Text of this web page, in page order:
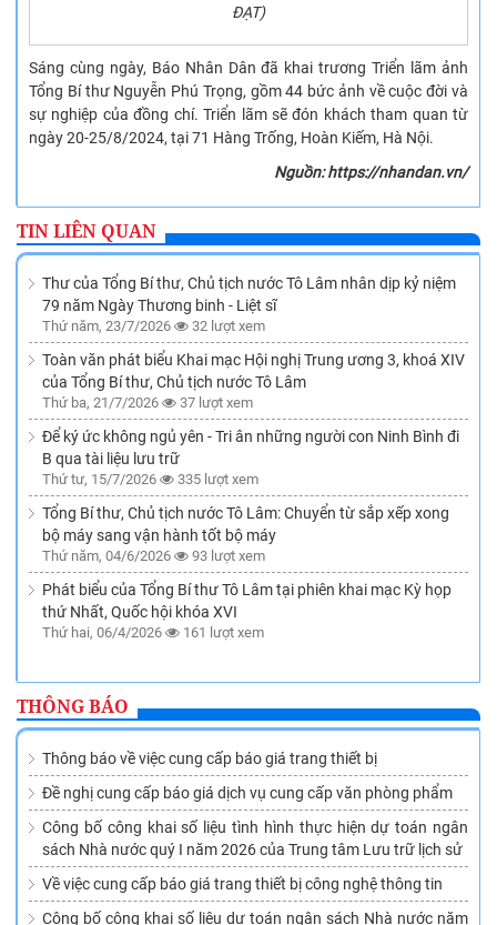
ĐẠT)
Sáng cùng ngày, Báo Nhân Dân đã khai trương Triển lãm ảnh
Tổng Bí thư Nguyễn Phú Trọng, gồm 44 bức ảnh về cuộc đời và
sự nghiệp của đồng chí. Triển lãm sẽ đón khách tham quan từ
ngày 20-25/8/2024, tại 71 Hàng Trống, Hoàn Kiếm, Hà Nội.
Nguồn: https://nhandan.vn/
TIN LIÊN QUAN
Thư của Tổng Bí thư, Chủ tịch nước Tô Lâm nhân dịp kỷ niệm
79 năm Ngày Thương binh - Liệt sĩ
Thứ năm, 23/7/2026 32 lượt xem
Toàn văn phát biểu Khai mạc Hội nghị Trung ương 3, khoá XIV
của Tổng Bí thư, Chủ tịch nước Tô Lâm
Thứ ba, 21/7/2026 37 lượt xem
Để ký ức không ngủ yên - Tri ân những người con Ninh Bình đi
B qua tài liệu lưu trữ
Thứ tư, 15/7/2026 335 lượt xem
Tổng Bí thư, Chủ tịch nước Tô Lâm: Chuyển từ sắp xếp xong
bộ máy sang vận hành tốt bộ máy
Thứ năm, 04/6/2026 93 lượt xem
Phát biểu của Tổng Bí thư Tô Lâm tại phiên khai mạc Kỳ họp
thứ Nhất, Quốc hội khóa XVI
Thứ hai, 06/4/2026 161 lượt xem
THÔNG BÁO
Thông báo về việc cung cấp báo giá trang thiết bị
Đề nghị cung cấp báo giá dịch vụ cung cấp văn phòng phẩm
Công bố công khai số liệu tình hình thực hiện dự toán ngân
sách Nhà nước quý I năm 2026 của Trung tâm Lưu trữ lịch sử
Về việc cung cấp báo giá trang thiết bị công nghệ thông tin
Công bố công khai số liệu dự toán ngân sách Nhà nước năm